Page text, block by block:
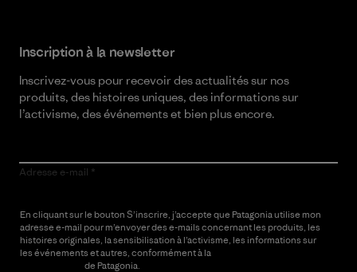
Inscription à la newsletter
Inscrivez-vous pour recevoir des actualités sur nos
produits, des histoires uniques, des informations sur
l’activisme, des événements et bien plus encore.
Adresse e-mail
En cliquant sur le bouton S’inscrire, j’accepte que Patagonia utilise mon
adresse e-mail pour m’envoyer des e-mails concernant les produits, les
histoires originales, la sensibilisation à l’activisme, les informations sur
les événements et autres, conformément à la
de Patagonia.